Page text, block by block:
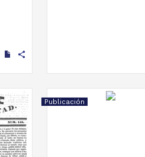
share
Publicación